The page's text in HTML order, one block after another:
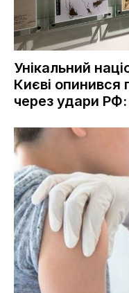
Унікальний
Києві опинився
через удари